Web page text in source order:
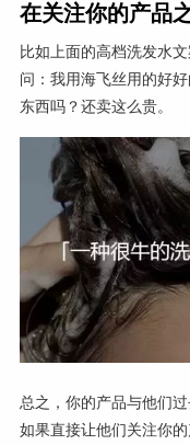
在关注你的产品
比如上面的高档洗发水
问：我用海飞丝用的好
东西吗？还卖这么贵。
总之，你的产品与他们过
如果直接让他们关注你